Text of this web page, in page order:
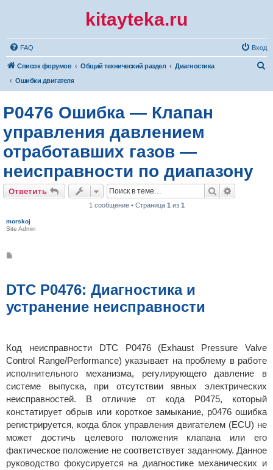
kitayteka.ru
FAQ Вход
Список форумов Общий технический раздел
Диагностика
Ошибки двигателя
P0476 Ошибка — Клапан
управления давлением
отработавших газов —
неисправности по диапазону
Ответить Поиск
1 сообщение • Страница 1 из 1
morskoj
Site Admin
щ
е
и
е
DTC P0476: Диагностика и
устранение неисправности
Код неисправности DTC P0476 (Exhaust Pressure Valve
Control Range/Performance) указывает на проблему в работе
исполнительного механизма, регулирующего давление в
системе выпуска, при отсутствии явных электрических
неисправностей. В отличие от кода P0475, который
констатирует обрыв или короткое замыкание, p0476 ошибка
регистрируется, когда блок управления двигателем (ECU) не
может достичь целевого положения клапана или его
фактическое положение не соответствует заданному. Данное
руководство фокусируется на диагностике механических и